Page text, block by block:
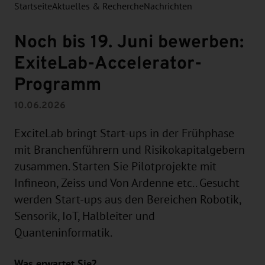
StartseiteAktuelles & RechercheNachrichten
Noch bis 19. Juni bewerben:
ExiteLab-Accelerator-
Programm
10.06.2026
ExciteLab bringt Start-ups in der Frühphase
mit Branchenführern und Risikokapitalgebern
zusammen. Starten Sie Pilotprojekte mit
Infineon, Zeiss und Von Ardenne etc.. Gesucht
werden Start-ups aus den Bereichen Robotik,
Sensorik, IoT, Halbleiter und
Quanteninformatik.